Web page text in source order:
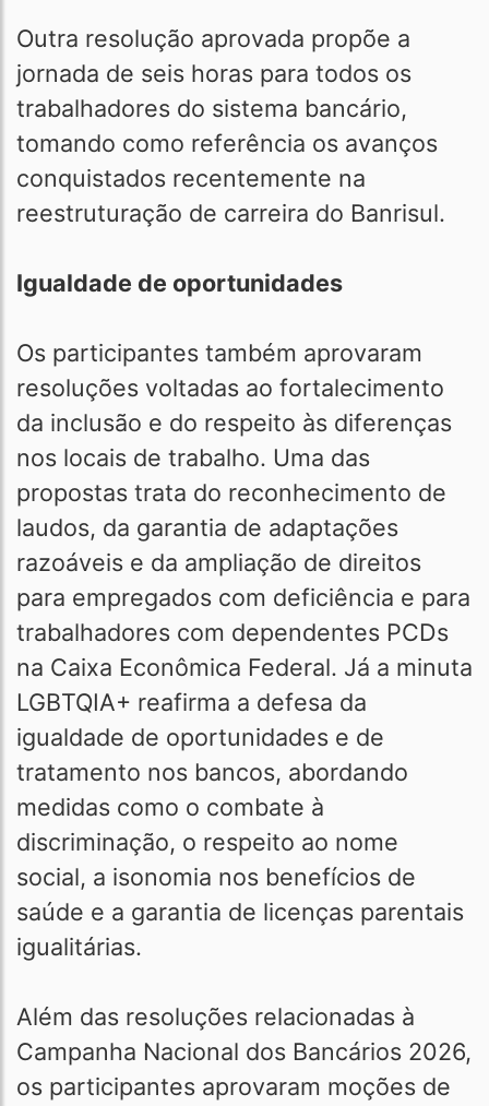
Outra resolução aprovada propõe a
jornada de seis horas para todos os
trabalhadores do sistema bancário,
tomando como referência os avanços
conquistados recentemente na
reestruturação de carreira do Banrisul.
Igualdade de oportunidades
Os participantes também aprovaram
resoluções voltadas ao fortalecimento
da inclusão e do respeito às diferenças
nos locais de trabalho. Uma das
propostas trata do reconhecimento de
laudos, da garantia de adaptações
razoáveis e da ampliação de direitos
para empregados com deficiência e para
trabalhadores com dependentes PCDs
na Caixa Econômica Federal. Já a minuta
LGBTQIA+ reafirma a defesa da
igualdade de oportunidades e de
tratamento nos bancos, abordando
medidas como o combate à
discriminação, o respeito ao nome
social, a isonomia nos benefícios de
saúde e a garantia de licenças parentais
igualitárias.
Além das resoluções relacionadas à
Campanha Nacional dos Bancários 2026,
os participantes aprovaram moções de